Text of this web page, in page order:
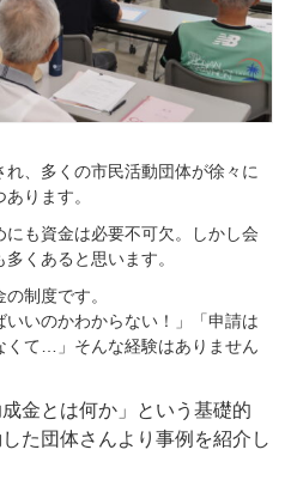
、多くの市民活動団体が徐々に
ります。
も資金は必要不可欠。しかし会
くあると思います。
制度です。
いのかわからない！」「申請は
くて…」そんな経験はありません
金とは何か」という基礎的
た団体さんより事例を紹介し